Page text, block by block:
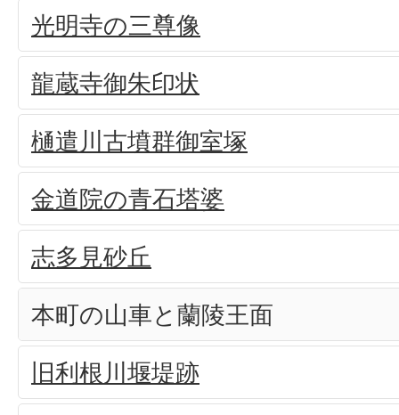
光明寺の三尊像
龍蔵寺御朱印状
樋遣川古墳群御室塚
金道院の青石塔婆
志多見砂丘
本町の山車と蘭陵王面
旧利根川堰堤跡